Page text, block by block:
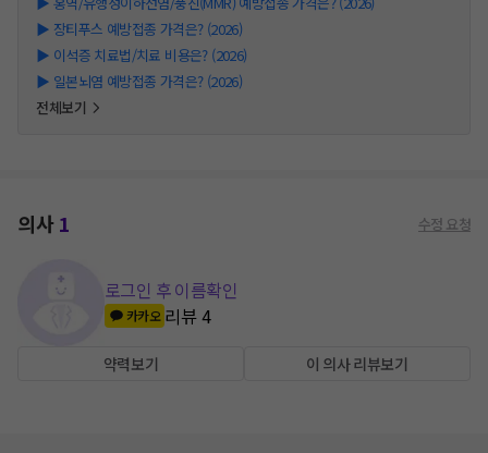
▶ 장티푸스 예방접종 가격은? (2026)
▶ 이석증 치료법/치료 비용은? (2026)
▶ 일본뇌염 예방접종 가격은? (2026)
전체보기
의사1 수정 요청
로그인 후 이름확인
카카오 리뷰4
약력보기 이 의사 리뷰보기